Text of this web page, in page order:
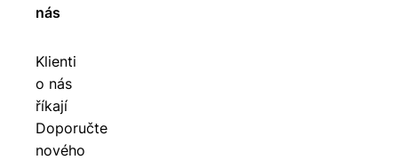
nás
Klienti
o nás
říkají
Doporučte
nového